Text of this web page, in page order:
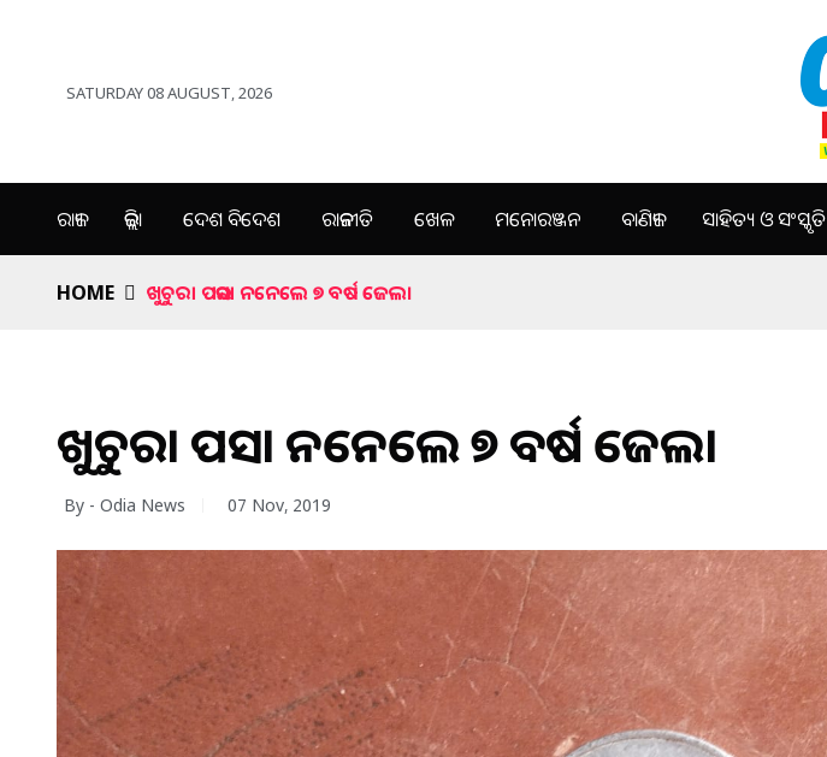
SATURDAY 08 AUGUST, 2026
ରାଜ୍ୟ ଜିଲ୍ଲା ଦେଶ ବିଦେଶ ରାଜନୀତି ଖେଳ ମନୋରଞ୍ଜନ ବାଣିଜ୍ୟ ସାହିତ୍ୟ ଓ ସଂସ୍କୃତି
HOME ଖୁଚୁରା ପଇସା ନନେଲେ ୭ ବର୍ଷ ଜେଲ।
ଖୁଚୁରା ପଇସା ନନେଲେ ୭ ବର୍ଷ ଜେଲ।
By - Odia News 07 Nov, 2019